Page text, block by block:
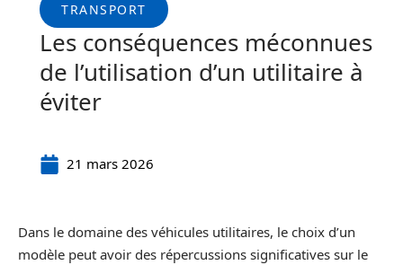
TRANSPORT
Les conséquences méconnues
de l’utilisation d’un utilitaire à
éviter
21 mars 2026
Dans le domaine des véhicules utilitaires, le choix d’un
modèle peut avoir des répercussions significatives sur le